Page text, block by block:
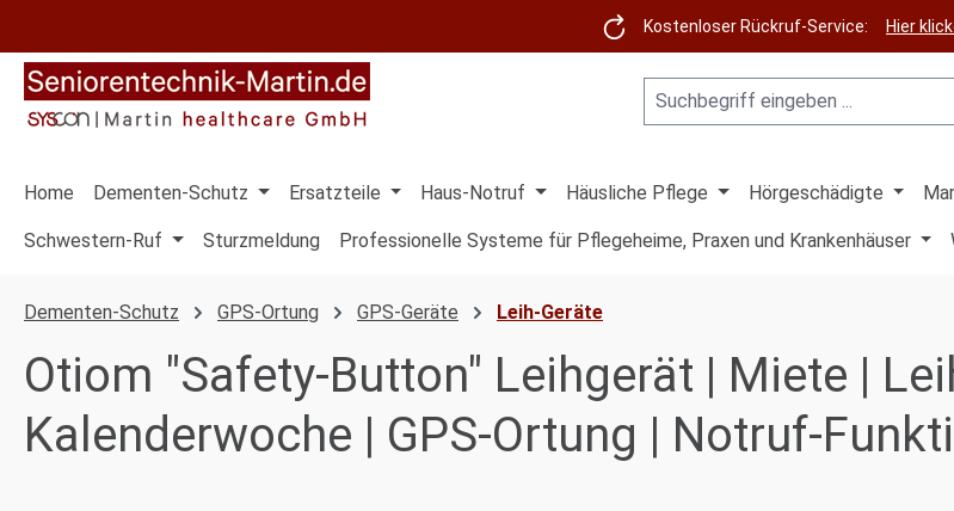
Kostenloser Rückruf-Service: Hier
Home Dementen-Schutz Ersatzteile Haus-Notruf Häusliche Pflege Hörgeschädigte
Schwestern-Ruf Sturzmeldung Professionelle Systeme für Pflegeheime, Praxen und Krankenhäuser
Dementen-Schutz GPS-Ortung GPS-Geräte Leih-Geräte
Otiom "Safety-Button" Leihgerät | Miete |
Kalenderwoche | GPS-Ortung | Notruf-